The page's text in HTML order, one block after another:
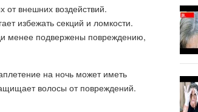
от внешних воздействий.
избежать секций и ломкости.
менее подвержены повреждению,
на ночь может иметь
волосы от повреждений.